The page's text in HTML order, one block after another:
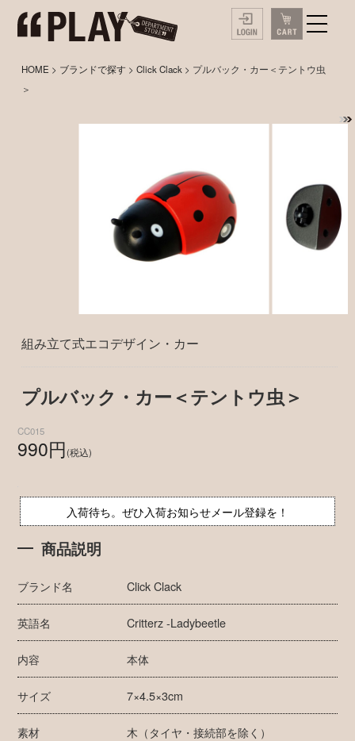
HOME > ブランドで探す >Click Clack > プルバック・カー＜テントウ虫
＞
組み立て式エコデザイン・カー
プルバック・カー＜テントウ虫＞
CC015
990円(税込)
入荷待ち。ぜひ入荷お知らせメール登録を！
商品説明
ブランド名 Click Clack
英語名 Critterz -Ladybeetle
内容 本体
サイズ 7×4.5×3cm
素材 木（タイヤ・接続部を除く）